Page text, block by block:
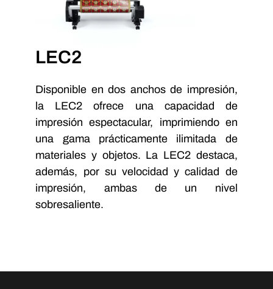
LEC2
Disponible en dos anchos de impresión,
la LEC2 ofrece una capacidad de
impresión espectacular, imprimiendo en
una gama prácticamente ilimitada de
materiales y objetos. La LEC2 destaca,
además, por su velocidad y calidad de
impresión, ambas de un nivel
sobresaliente.